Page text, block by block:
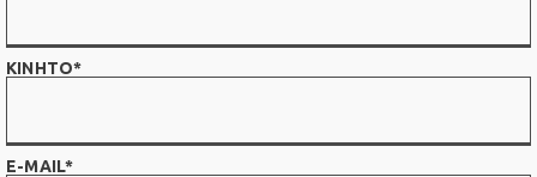
ΚΙΝΗΤΟ*
E-MAIL*